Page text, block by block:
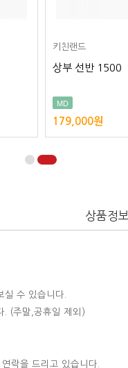
키친랜드
상부 선반 1500
MD
179,000원
상품정보
실 수 있습니다.
. (주말,공휴일 제외)
락을 드리고 있습니다.